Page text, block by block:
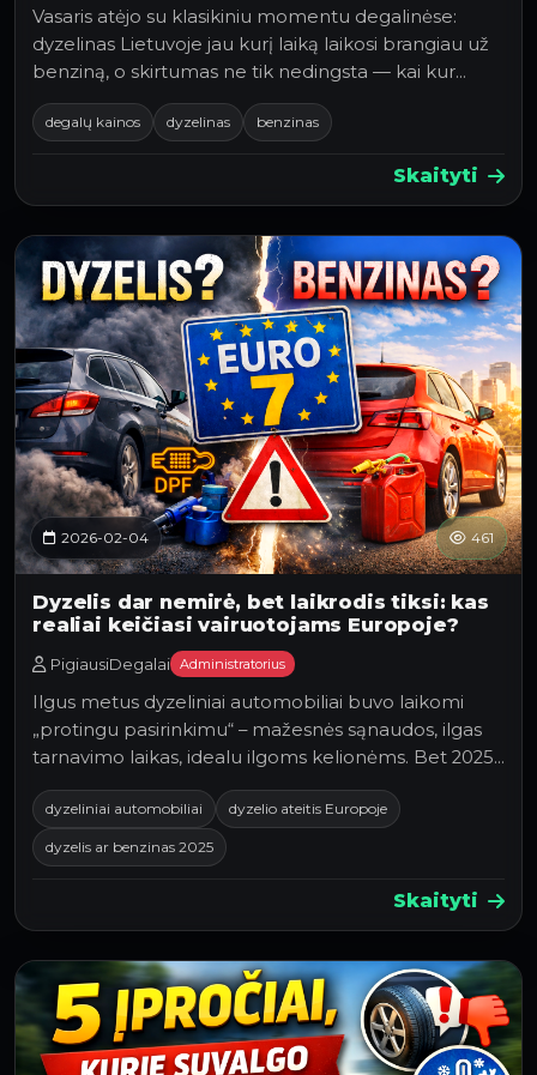
Vasaris atėjo su klasikiniu momentu degalinėse:
dyzelinas Lietuvoje jau kurį laiką laikosi brangiau už
benziną, o skirtumas ne tik nedingsta — kai kur…
degalų kainos dyzelinas benzinas
Skaityti
2026-02-04 461
Dyzelis dar nemirė, bet laikrodis tiksi: kas
realiai keičiasi vairuotojams Europoje?
PigiausiDegalai Administratorius
Ilgus metus dyzeliniai automobiliai buvo laikomi
„protingu pasirinkimu“ – mažesnės sąnaudos, ilgas
tarnavimo laikas, idealu ilgoms kelionėms. Bet 2025…
dyzeliniai automobiliai dyzelio ateitis Europoje
dyzelis ar benzinas 2025
Skaityti